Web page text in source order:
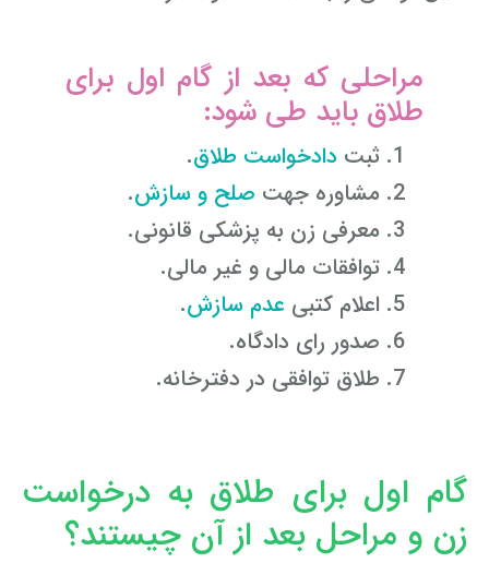
تبانی در معاملات دولتی
اوراق کردن اتومبیل بدون مجوز قانونی
شکایت از آلودگی صوتی
وکیل کیفری آنلاین
رویکرد حادثه بدون شاهد
مشاوره حقوقی تخریب
مراحلی که بعد از گام اول برای
طلاق باید طی شود:
ثبت دادخواست طلاق.
مشاوره جهت صلح و سازش.
معرفی زن به پزشکی قانونی.
توافقات مالی و غیر مالی.
اعلام کتبی عدم سازش.
صدور رای دادگاه.
طلاق توافقی در دفترخانه.
گام اول برای طلاق به درخواست
زن و مراحل بعد از آن چیستند؟